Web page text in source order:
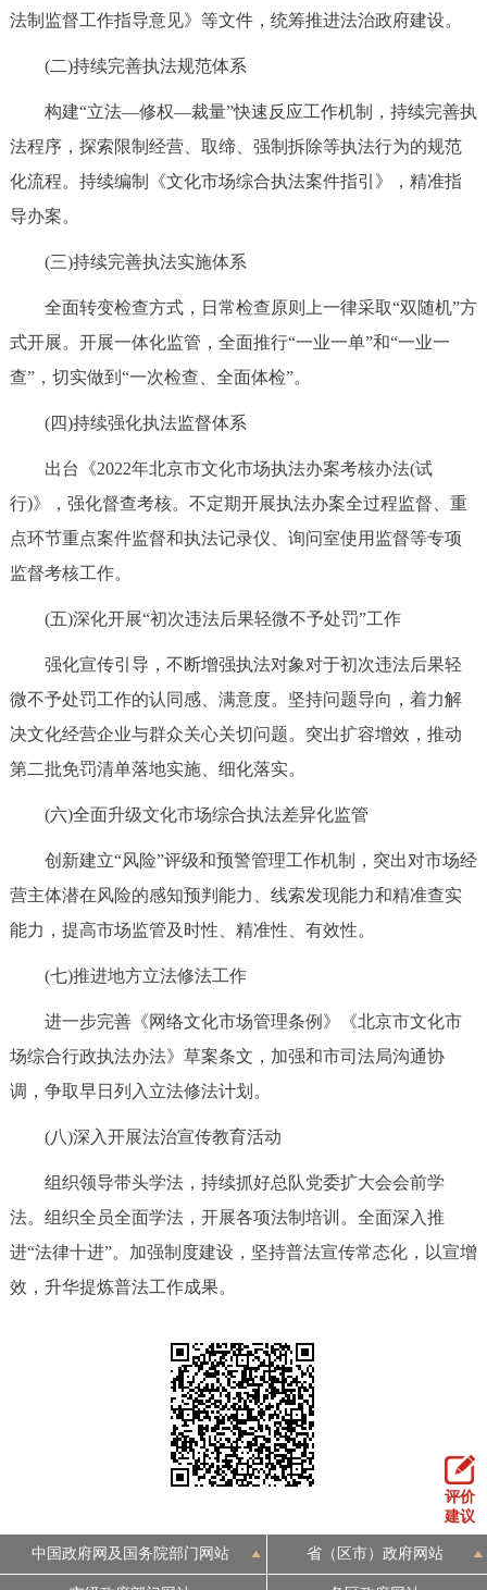
法制监督工作指导意见》等文件，统筹推进法治政府建设。
(二)持续完善执法规范体系
构建“立法—修权—裁量”快速反应工作机制，持续完善执
法程序，探索限制经营、取缔、强制拆除等执法行为的规范
化流程。持续编制《文化市场综合执法案件指引》，精准指
导办案。
(三)持续完善执法实施体系
全面转变检查方式，日常检查原则上一律采取“双随机”方
式开展。开展一体化监管，全面推行“一业一单”和“一业一
查”，切实做到“一次检查、全面体检”。
(四)持续强化执法监督体系
出台《2022年北京市文化市场执法办案考核办法(试
行)》，强化督查考核。不定期开展执法办案全过程监督、重
点环节重点案件监督和执法记录仪、询问室使用监督等专项
监督考核工作。
(五)深化开展“初次违法后果轻微不予处罚”工作
强化宣传引导，不断增强执法对象对于初次违法后果轻
微不予处罚工作的认同感、满意度。坚持问题导向，着力解
决文化经营企业与群众关心关切问题。突出扩容增效，推动
第二批免罚清单落地实施、细化落实。
(六)全面升级文化市场综合执法差异化监管
创新建立“风险”评级和预警管理工作机制，突出对市场经
营主体潜在风险的感知预判能力、线索发现能力和精准查实
能力，提高市场监管及时性、精准性、有效性。
(七)推进地方立法修法工作
进一步完善《网络文化市场管理条例》《北京市文化市
场综合行政执法办法》草案条文，加强和市司法局沟通协
调，争取早日列入立法修法计划。
(八)深入开展法治宣传教育活动
组织领导带头学法，持续抓好总队党委扩大会会前学
法。组织全员全面学法，开展各项法制培训。全面深入推
进“法律十进”。加强制度建设，坚持普法宣传常态化，以宣增
效，升华提炼普法工作成果。
评价
建议
中国政府网及国务院部门网站 省（区市）政府网站